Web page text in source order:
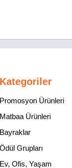
Kategoriler
Promosyon Ürünleri
Matbaa Ürünleri
Bayraklar
Ödül Grupları
Ev, Ofis, Yaşam